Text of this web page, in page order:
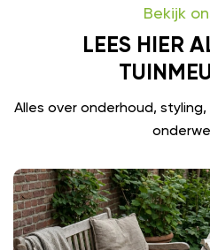
Bekijk
LEES HIER
Alles over onderhoud,